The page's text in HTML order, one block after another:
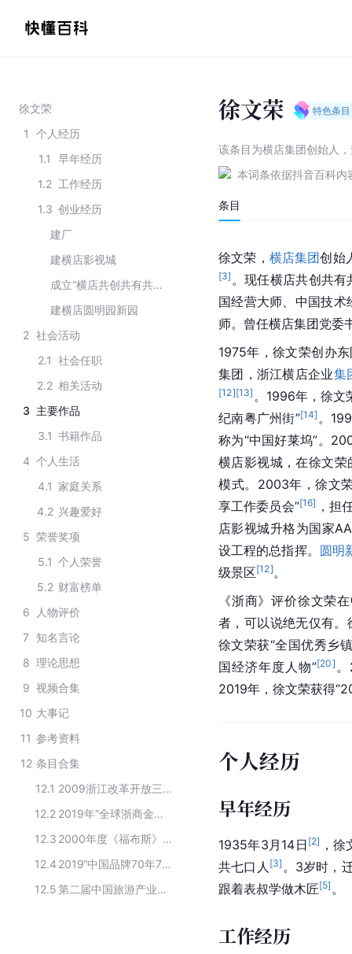
徐文荣
1
个人经历
1.1
早年经历
1.2 工作经历
1.3 创业经历
建厂
建横店影视城
成立“横店共创共有共富共享工作委员会”
建横店圆明园新园
2 社会活动
2.1 社会任职
2.2 相关活动
3 主要作品
3.1 书籍作品
4 个人生活
4.1 家庭关系
4.2 兴趣爱好
5 荣誉奖项
5.1 个人荣誉
5.2 财富榜单
6
人物评价
7 知名言论
8 理论思想
9 视频合集
10 大事记
11 参考资料
12 条目合集
12.1
2009浙江改革开放三十年功勋企业家
12.2
2019年“全球浙商金奖”获奖名单
12.3
2000年度《福布斯》中国50富豪
12.4
2019“中国品牌70年70人”获奖名单
12.5
第二届中国旅游产业杰出贡献奖获奖者名单
徐文荣 特色条目
该条目为横店集团创始人 ，
本词条依据抖音百科内
条目
徐文荣， 横店集团创始
[3] 。现任横店共创共
国经营大师、中国技
师。曾任横店集团党委
1975年，徐文荣创办
集团，浙江横店企业集
[12][13] 。1996年，徐文
纪南粤广州街”[14] 。
称为“中国好莱坞”。
横店影视城，在徐文荣
模式。2003年，徐文
享工作委员会”[16] ，担
店影视城升格为国家
设工程的总指挥。 圆明
级景区[12] 。
《浙商》评价徐文荣
者，可以说绝无仅有
徐文荣获“全国优秀乡
国经济年度人物”[20]
2019年，徐文荣获得
个人经历
早年经历
1935年3月14日 [2] ，
共七口人 [3] 。3岁时，
跟着表叔学做木匠[5] 。
工作经历